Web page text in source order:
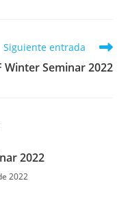
Siguiente entrada
Winter Seminar 2022
2022
2022